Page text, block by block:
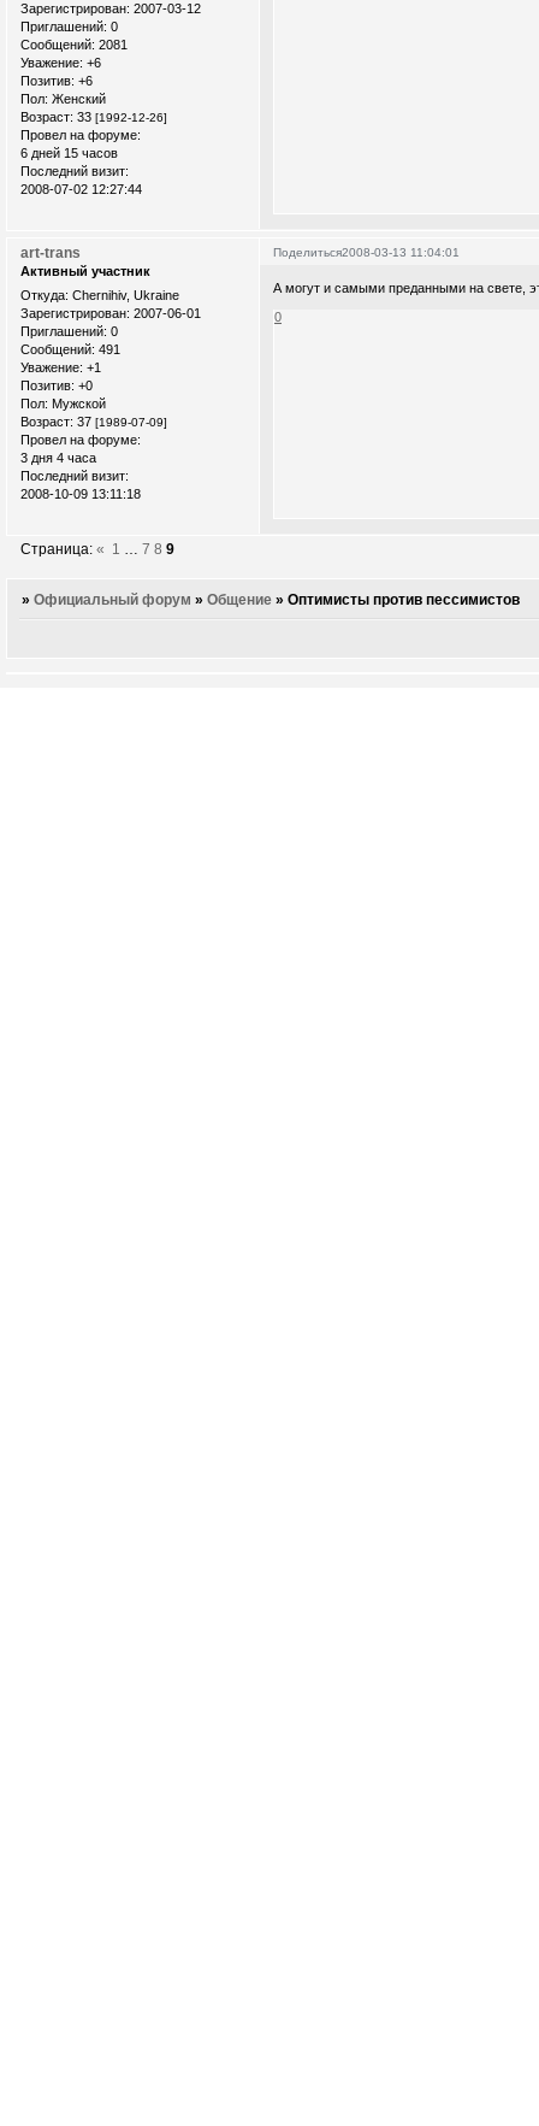
Зарегистрирован: 2007-03-12
Приглашений: 0
Сообщений: 2081
Уважение: +6
Позитив: +6
Пол: Женский
Возраст: 33 [1992-12-26]
Провел на форуме:
6 дней 15 часов
Последний визит:
2008-07-02 12:27:44
Поделиться2008-03-13 11:04:01
art-trans
Активный участник
Откуда: Chernihiv, Ukraine
Зарегистрирован: 2007-06-01
Приглашений: 0
Сообщений: 491
Уважение: +1
Позитив: +0
Пол: Мужской
Возраст: 37 [1989-07-09]
Провел на форуме:
3 дня 4 часа
Последний визит:
2008-10-09 13:11:18
А могут и самыми преданными на свете,
0
Страница:« 1 … 7 8 9
»Официальный форум »Общение »Оптимисты против пессимистов